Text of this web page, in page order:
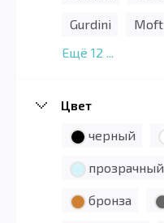
Gurdini
Moft
Ещё 12 ...
Цвет
черный
прозрачный
бронза